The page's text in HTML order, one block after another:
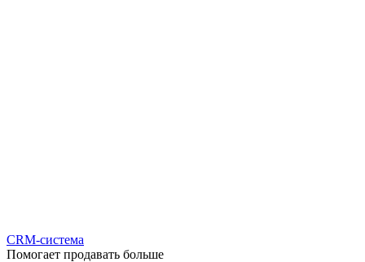
CRM-система
Помогает продавать больше